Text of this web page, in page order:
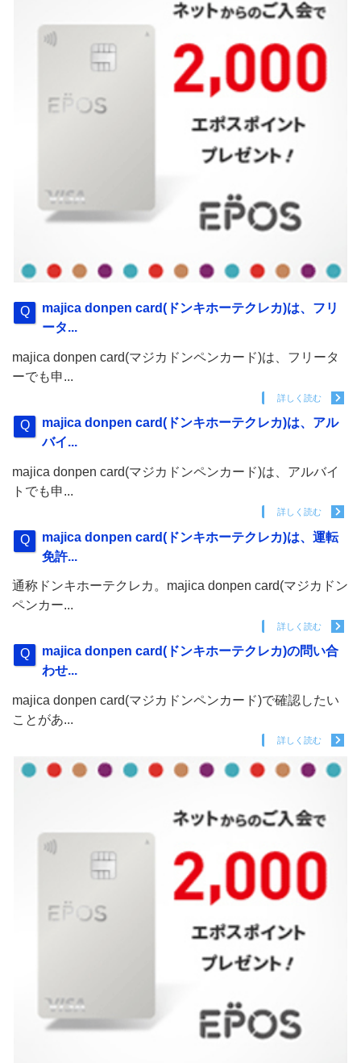
majica donpen card(ドンキホーテクレカ)は、フリ
ータ...
majica donpen card(マジカドンペンカード)は、フリータ
ーでも申...
詳しく読む
majica donpen card(ドンキホーテクレカ)は、アル
バイ...
majica donpen card(マジカドンペンカード)は、アルバイ
トでも申...
詳しく読む
majica donpen card(ドンキホーテクレカ)は、運転
免許...
通称ドンキホーテクレカ。majica donpen card(マジカドン
ペンカー...
詳しく読む
majica donpen card(ドンキホーテクレカ)の問い合
わせ...
majica donpen card(マジカドンペンカード)で確認したい
ことがあ...
詳しく読む